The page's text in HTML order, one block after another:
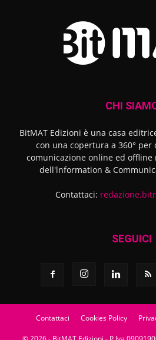
CHI
BitMAT Edizioni è una casa
con una copertura a 360°
comunicazione online ed
dell'lnformation &
Contattaci:
SEGUICI
Contattaci Cookies Policy